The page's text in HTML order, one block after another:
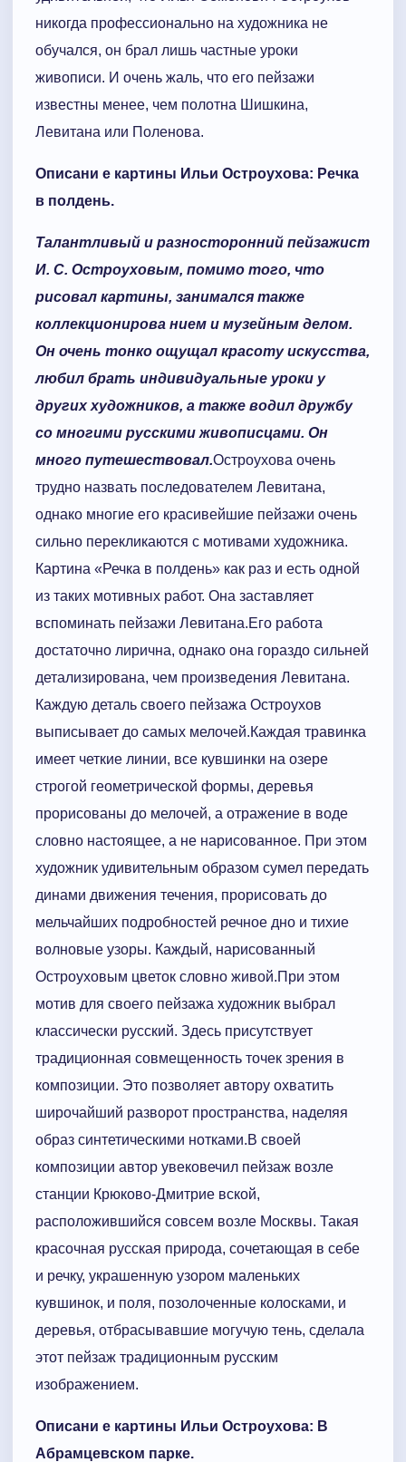
никогда профессионально на художника не
обучался, он брал лишь частные уроки
живописи. И очень жаль, что его пейзажи
известны менее, чем полотна Шишкина,
Левитана или Поленова.
Описани е картины Ильи Остроухова: Речка
в полдень.
Талантливый и разносторонний пейзажист
И. С. Остроуховым, помимо того, что
рисовал картины, занимался также
коллекционирова нием и музейным делом.
Он очень тонко ощущал красоту искусства,
любил брать индивидуальные уроки у
других художников, а также водил дружбу
со многими русскими живописцами. Он
много путешествовал.Остроухова очень
трудно назвать последователем Левитана,
однако многие его красивейшие пейзажи очень
сильно перекликаются с мотивами художника.
Картина «Речка в полдень» как раз и есть одной
из таких мотивных работ. Она заставляет
вспоминать пейзажи Левитана.Его работа
достаточно лирична, однако она гораздо сильней
детализирована, чем произведения Левитана.
Каждую деталь своего пейзажа Остроухов
выписывает до самых мелочей.Каждая травинка
имеет четкие линии, все кувшинки на озере
строгой геометрической формы, деревья
прорисованы до мелочей, а отражение в воде
словно настоящее, а не нарисованное. При этом
художник удивительным образом сумел передать
динами движения течения, прорисовать до
мельчайших подробностей речное дно и тихие
волновые узоры. Каждый, нарисованный
Остроуховым цветок словно живой.При этом
мотив для своего пейзажа художник выбрал
классически русский. Здесь присутствует
традиционная совмещенность точек зрения в
композиции. Это позволяет автору охватить
широчайший разворот пространства, наделяя
образ синтетическими нотками.В своей
композиции автор увековечил пейзаж возле
станции Крюково-Дмитрие вской,
расположившийся совсем возле Москвы. Такая
красочная русская природа, сочетающая в себе
и речку, украшенную узором маленьких
кувшинок, и поля, позолоченные колосками, и
деревья, отбрасывавшие могучую тень, сделала
этот пейзаж традиционным русским
изображением.
Описани е картины Ильи Остроухова: В
Абрамцевском парке.